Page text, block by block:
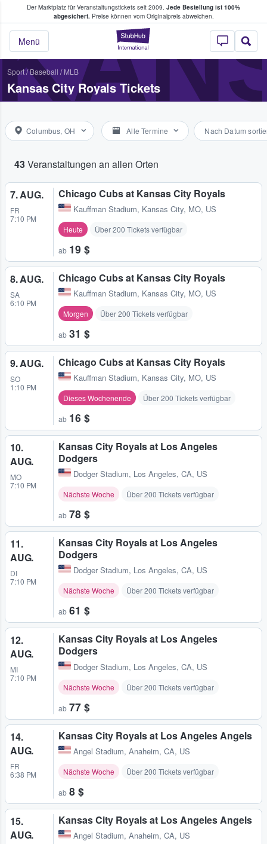
Der Marktplatz für Veranstaltungstickets seit 2009. Jede Bestellung ist 100%
abgesichert.Preise können vom Originalpreis abweichen.
StubHub - Wo
Menü
Tickets kaufen & verkaufen
Sport/Baseball / MLB
Kansas City Royals Tickets
Columbus, OH Alle Termine Nach Datum
43Veranstaltungen an allen Orten
7. AUG.
FR
7:10 PM
Chicago Cubs at Kansas City Royals
Kauffman Stadium, Kansas City, MO, US
Heute Über 200 Tickets verfügbar
ab 19 $
8. AUG.
SA
6:10 PM
Chicago Cubs at Kansas City Royals
Kauffman Stadium, Kansas City, MO, US
Morgen Über 200 Tickets verfügbar
ab 31 $
9. AUG.
SO
1:10 PM
Chicago Cubs at Kansas City Royals
Kauffman Stadium, Kansas City, MO, US
Dieses Wochenende Über 200 Tickets verfügbar
ab 16 $
10.
AUG.
MO
7:10 PM
Kansas City Royals at Los Angeles
Dodgers
Dodger Stadium, Los Angeles, CA, US
Nächste Woche Über 200 Tickets verfügbar
ab 78 $
11.
AUG.
DI
7:10 PM
Kansas City Royals at Los Angeles
Dodgers
Dodger Stadium, Los Angeles, CA, US
Nächste Woche Über 200 Tickets verfügbar
ab 61 $
12.
AUG.
MI
7:10 PM
Kansas City Royals at Los Angeles
Dodgers
Dodger Stadium, Los Angeles, CA, US
Nächste Woche Über 200 Tickets verfügbar
ab 77 $
14.
AUG.
FR
6:38 PM
Kansas City Royals at Los Angeles Angels
Angel Stadium, Anaheim, CA, US
Nächste Woche Über 200 Tickets verfügbar
ab 8 $
15.
AUG.
Kansas City Royals at Los Angeles Angels
Angel Stadium, Anaheim, CA, US